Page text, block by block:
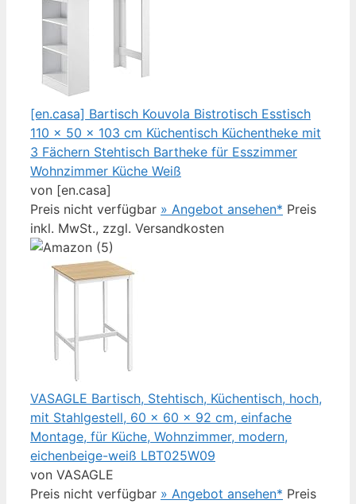
[en.casa] Bartisch Kouvola Bistrotisch Esstisch
110 x 50 x 103 cm Küchentisch Küchentheke mit
3 Fächern Stehtisch Bartheke für Esszimmer
Wohnzimmer Küche Weiß
von [en.casa]
Preis nicht verfügbar » Angebot ansehen* Preis
inkl. MwSt., zzgl. Versandkosten
VASAGLE Bartisch, Stehtisch, Küchentisch, hoch,
mit Stahlgestell, 60 x 60 x 92 cm, einfache
Montage, für Küche, Wohnzimmer, modern,
eichenbeige-weiß LBT025W09
von VASAGLE
Preis nicht verfügbar » Angebot ansehen* Preis